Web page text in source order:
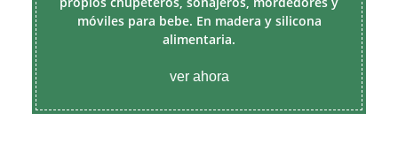
móviles para bebe. En madera y silicona
alimentaria.
ver ahora